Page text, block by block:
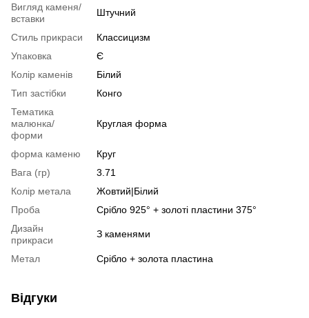
Вигляд каменя/
вставки
Штучний
Стиль прикраси
Классицизм
Упаковка
Є
Колір каменів
Білий
Тип застібки
Конго
Тематика
малюнка/
форми
Круглая форма
форма каменю
Круг
Вага (гр)
3.71
Колір метала
Жовтий|Білий
Проба
Срібло 925° + золоті пластини 375°
Дизайн
прикраси
З каменями
Метал Срібло + золота пластина
Відгуки